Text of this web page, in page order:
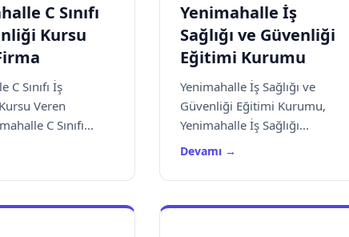
C Sınıfı
Kursu
C Sınıfı İş
Veren
C Sınıfı...
Yenimahalle İş
Sağlığı ve Güvenliği
Eğitimi Kurumu
Yenimahalle İş Sağlığı ve
Güvenliği Eğitimi Kurumu,
Yenimahalle İş Sağlığı...
Devamı →